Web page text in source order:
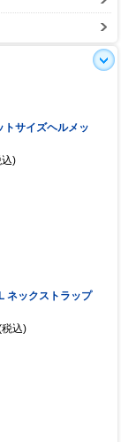
サイズヘルメッ
)
ネックストラップ
税込)